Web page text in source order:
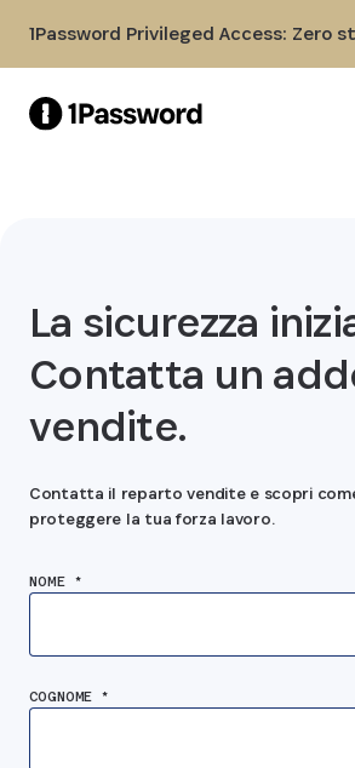
1Password Privileged Access: Zero
La sicurezza
Contatta un
vendite.
Contatta il reparto vendite e scopri
proteggere la tua forza lavoro.
NOME *
COGNOME *